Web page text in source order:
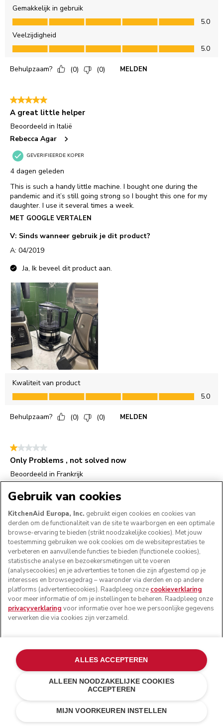
Kosten besparen€ 19,80
Gebruik van cookies
KitchenAid Europa, Inc. gebruikt eigen cookies en cookies van
derden om de functionaliteit van de site te waarborgen en een optimale
browse-ervaring te bieden (strikt noodzakelijke cookies). Met jouw
toestemming gebruiken we ook cookies om de websiteprestaties te
verbeteren en aanvullende functies te bieden (functionele cookies),
statistische analyse en bezoekersmetingen uit te voeren
(analysecookies) en je advertenties te tonen die zijn afgestemd op je
interesses en browsegedrag – waaronder via derden en op andere
platforms (advertentiecookies). Raadpleeg onze cookieverklaring
voor meer informatie of om je instellingen te beheren. Raadpleeg onze
privacyverklaring voor informatie over hoe we persoonlijke gegevens
verwerken die via cookies zijn verzameld.
MIJN VOORKEUREN INSTELLEN
ALLEEN NOODZAKELIJKE COOKIES
ACCEPTEREN
ALLES ACCEPTEREN